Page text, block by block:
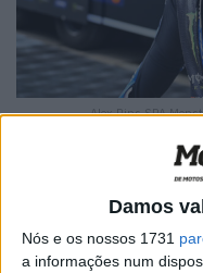
Damos
Nós e os nossos 1731
a informações num
Alex Rins SPA
🔊